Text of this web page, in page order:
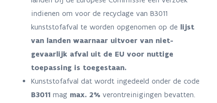
indienen om voor de recyclage van B3011
kunststofafval te worden opgenomen op de lijst
van landen waarnaar uitvoer van niet-
gevaarlijk afval uit de EU voor nuttige
toepassing is toegestaan.
Kunststofafval dat wordt ingedeeld onder de code
B3011 mag max. 2% verontreinigingen bevatten.